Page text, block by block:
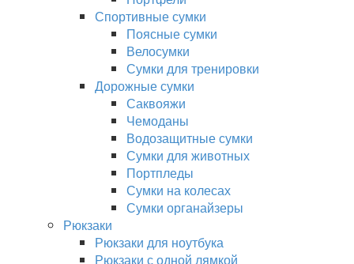
Спортивные сумки
Поясные сумки
Велосумки
Сумки для тренировки
Дорожные сумки
Саквояжи
Чемоданы
Водозащитные сумки
Сумки для животных
Портпледы
Сумки на колесах
Сумки органайзеры
Рюкзаки
Рюкзаки для ноутбука
Рюкзаки с одной лямкой